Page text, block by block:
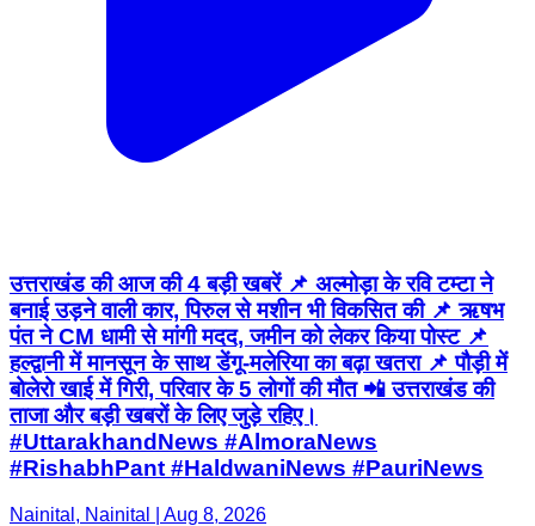
उत्तराखंड की आज की 4 बड़ी खबरें 📌 अल्मोड़ा के रवि टम्टा ने
बनाई उड़ने वाली कार, पिरुल से मशीन भी विकसित की 📌 ऋषभ
पंत ने CM धामी से मांगी मदद, जमीन को लेकर किया पोस्ट 📌
हल्द्वानी में मानसून के साथ डेंगू-मलेरिया का बढ़ा खतरा 📌 पौड़ी में
बोलेरो खाई में गिरी, परिवार के 5 लोगों की मौत 📲 उत्तराखंड की
ताजा और बड़ी खबरों के लिए जुड़े रहिए।
#UttarakhandNews #AlmoraNews
#RishabhPant #HaldwaniNews #PauriNews
Nainital, Nainital | Aug 8, 2026